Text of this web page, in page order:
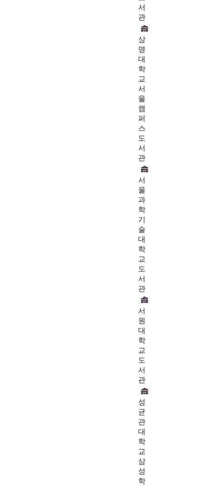
서
관
상
명
대
학
교
서
울
캠
퍼
스
도
서
관
서
울
과
학
기
술
대
학
교
도
서
관
서
원
대
학
교
도
서
관
성
균
관
대
학
교
삼
성
학